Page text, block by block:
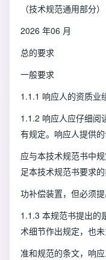
（技术规范通用部分）
2026 年06 月
总的要求
一般要求
1.1.1 响应人的资质业
1.1.2 响应人应仔细阅
有规定。响应人提供
应与本技术规范书中
足本技术规范书要求
功补偿装置，但必须提
1.1.3 本规范书提出的
术细节作出规定，也
准和规范的条文，响